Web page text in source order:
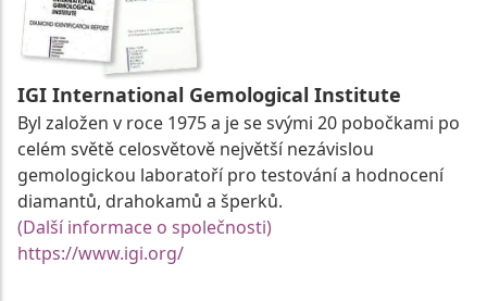
IGI International Gemological Institute
Byl založen v roce 1975 a je se svými 20 pobočkami po
celém světě celosvětově největší nezávislou
gemologickou laboratoří pro testování a hodnocení
diamantů, drahokamů a šperků.
(Další informace o společnosti)
https://www.igi.org/